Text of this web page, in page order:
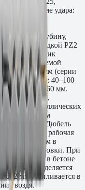
в режиме удара:
от
через
нужную глубину,
с насадкой PZ2
бортик
прикрепляемой
дюбеля: 6 мм (серии
дюбеля: 40–100
tfix: 10–60 мм.
профилей,
металлических
и кирпичным
150–700 шт. Дюбель
щелочам, рабочая
перфоратором в
установки. При
в бетоне
определяется
d12 мм утапливается в
гвоздя.